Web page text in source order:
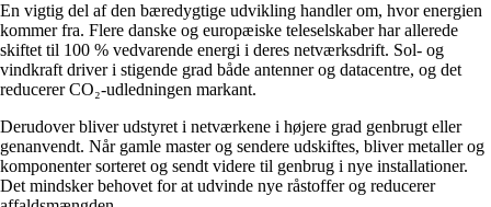
En vigtig del af den bæredygtige udvikling handler om, hvor energien
kommer fra. Flere danske og europæiske teleselskaber har allerede
skiftet til 100 % vedvarende energi i deres netværksdrift. Sol- og
vindkraft driver i stigende grad både antenner og datacentre, og det
reducerer CO₂-udledningen markant.
Derudover bliver udstyret i netværkene i højere grad genbrugt eller
genanvendt. Når gamle master og sendere udskiftes, bliver metaller og
komponenter sorteret og sendt videre til genbrug i nye installationer.
Det mindsker behovet for at udvinde nye råstoffer og reducerer